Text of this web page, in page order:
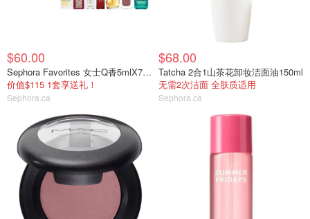
$60.00
Sephora Favorites 女士Q香5mlX7支礼盒
价值$115 1套享送礼！
Sephora.ca
$68.00
Tatcha 2合1山茶花卸妆洁面油150ml
无需2次洁面 全肤质适用
Sephora.ca